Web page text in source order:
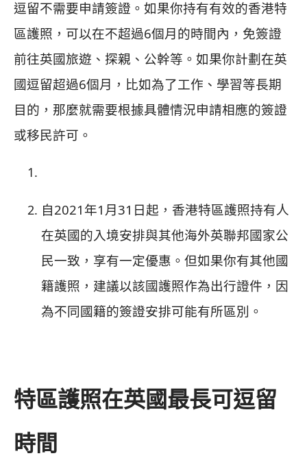
逗留不需要申請簽證。 如果你持有有效的香港特
區護照，可以在不超過6個月的時間內，免簽證
前往英國旅遊、探親、公幹等。 如果你計劃在英
國逗留超過6個月，比如為了工作、學習等長期
目的，那麼就需要根據具體情況申請相應的簽證
或移民許可。
自2021年1月31日起，香港特區護照持有人
在英國的入境安排與其他海外英聯邦國家公
民一致，享有一定優惠。 但如果你有其他國
籍護照，建議以該國護照作為出行證件，因
為不同國籍的簽證安排可能有所區別。
特區護照在英國最長可逗留
時間